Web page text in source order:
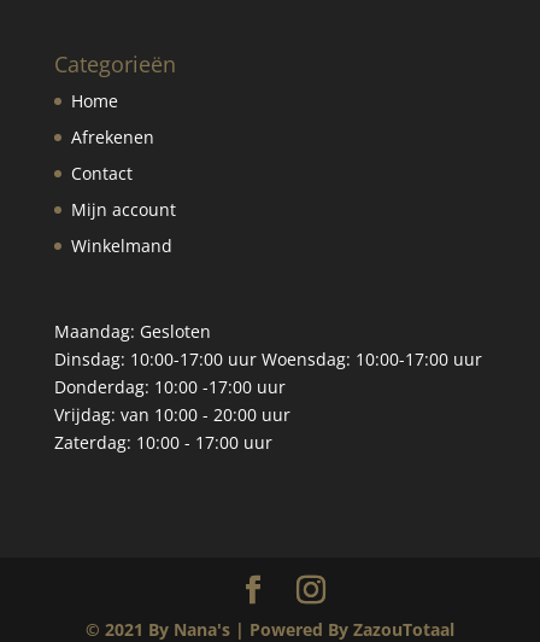
Categorieën
Home
Afrekenen
Contact
Mijn account
Winkelmand
Maandag: Gesloten
Dinsdag: 10:00-17:00 uur Woensdag: 10:00-17:00 uur
Donderdag: 10:00 -17:00 uur
Vrijdag: van 10:00 - 20:00 uur
Zaterdag: 10:00 - 17:00 uur
© 2021 By Nana's | Powered By ZazouTotaal